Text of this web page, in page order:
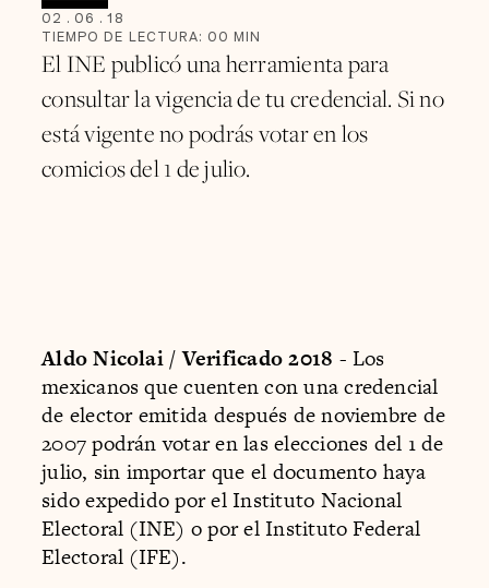
02 . 06 . 18
TIEMPO DE LECTURA: 00 MIN
El INE publicó una herramienta para
consultar la vigencia de tu credencial. Si no
está vigente no podrás votar en los
comicios del 1 de julio.
Aldo Nicolai / Verificado 2018 - Los
mexicanos que cuenten con una credencial
de elector emitida después de noviembre de
2007 podrán votar en las elecciones del 1 de
julio, sin importar que el documento haya
sido expedido por el Instituto Nacional
Electoral (INE) o por el Instituto Federal
Electoral (IFE).